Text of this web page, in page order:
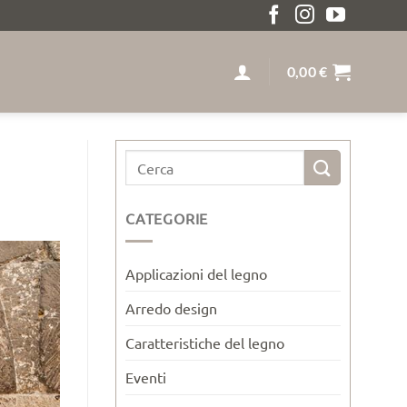
GRATUITA SOPRA I 259€ LEGNO
0,00€
CATEGORIE
Applicazioni del legno
Arredo design
Caratteristiche del legno
Eventi